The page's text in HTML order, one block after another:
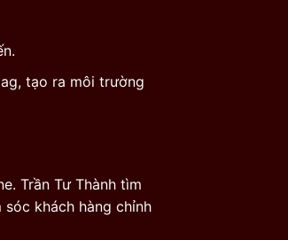
tạo ra môi trường
Trần Tư Thành tìm
khách hàng chỉnh